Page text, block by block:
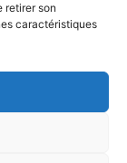
retirer son
caractéristiques